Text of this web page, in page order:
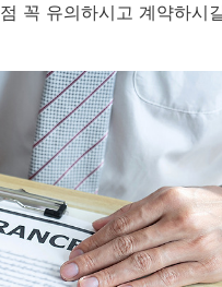
꼭 유의하시고 계약하시